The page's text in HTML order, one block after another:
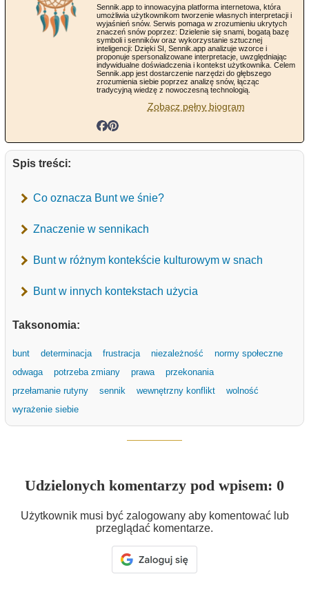
Sennik.app to innowacyjna platforma internetowa, która
umożliwia użytkownikom tworzenie własnych interpretacji i
wyjaśnień snów. Serwis pomaga w zrozumieniu ukrytych
znaczeń snów poprzez: Dzielenie się snami, bogatą bazę
symboli i senników oraz wykorzystanie sztucznej
inteligencji: Dzięki SI, Sennik.app analizuje wzorce i
proponuje spersonalizowane interpretacje, uwzględniając
indywidualne doświadczenia i kontekst użytkownika. Celem
Sennik.app jest dostarczenie narzędzi do głębszego
zrozumienia siebie poprzez analizę snów, łącząc
tradycyjną wiedzę z nowoczesną technologią.
Zobacz pełny biogram
Spis treści:
Co oznacza Bunt we śnie?
Znaczenie w sennikach
Bunt w różnym kontekście kulturowym w snach
Bunt w innych kontekstach użycia
Taksonomia:
bunt determinacja frustracja niezależność
normy społeczne
odwaga
potrzeba zmiany prawa
przekonania
przełamanie rutyny
sennik wewnętrzny konflikt
wolność
wyrażenie siebie
Udzielonych komentarzy pod wpisem: 0
Użytkownik musi być zalogowany aby komentować lub
przeglądać komentarze.